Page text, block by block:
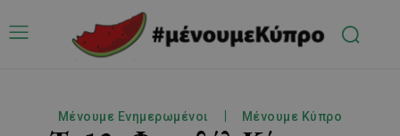
Μένουμε Ενημερωμένοι Μένουμε Κύπρο